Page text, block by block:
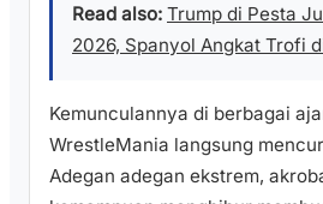
Read also: Trump di Pesta
2026, Spanyol Angkat Trofi
Kemunculannya di berbagai
WrestleMania langsung
Adegan adegan ekstrem,